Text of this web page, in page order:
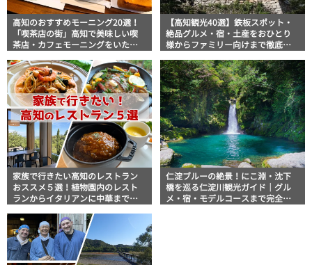
高知のおすすめモーニング20選！
「喫茶店の街」高知で美味しい喫
茶店・カフェモーニングをいただ
【高知観光40選】鉄板スポット・
絶品グルメ・宿・土産をおひとり
様からファミリー向けまで徹底解
家族で行きたい高知のレストラン
おススメ５選！植物園内のレスト
ランからイタリアンに中華まで楽
仁淀ブルーの絶景！にこ淵・沈下
橋を巡る仁淀川観光ガイド｜グル
メ・宿・モデルコースまで完全網